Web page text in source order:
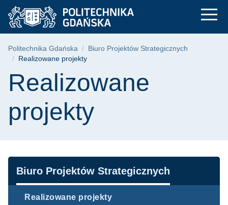
Przejdź
do
menu
Przejdź
do
wyszukiwarki
Przejdź
do
treści
Realizowane
Ścieżka nawigacyjna
Politechnika Gdańska
Biuro Projektów Strategicznych
Realizowane projekty
Treść strony
Realizowane
projekty
Nawigacja
Biuro Projektów Strategicznych
Realizowane projekty